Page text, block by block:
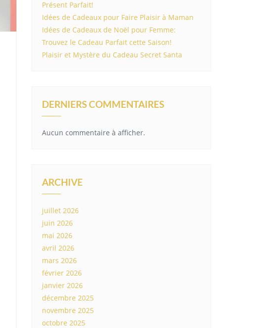
Présent Parfait!
Idées de Cadeaux pour Faire Plaisir à Maman
Idées de Cadeaux de Noël pour Femme:
Trouvez le Cadeau Parfait cette Saison!
Plaisir et Mystère du Cadeau Secret Santa
DERNIERS COMMENTAIRES
Aucun commentaire à afficher.
ARCHIVE
juillet 2026
juin 2026
mai 2026
avril 2026
mars 2026
février 2026
janvier 2026
décembre 2025
novembre 2025
octobre 2025